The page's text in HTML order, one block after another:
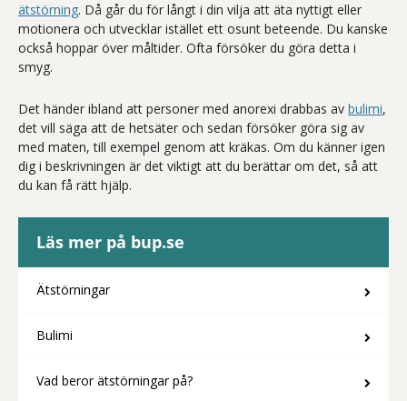
ätstörning. Då går du för långt i din vilja att äta nyttigt eller
motionera och utvecklar istället ett osunt beteende. Du kanske
också hoppar över måltider. Ofta försöker du göra detta i
smyg.
Det händer ibland att personer med anorexi drabbas av bulimi,
det vill säga att de hetsäter och sedan försöker göra sig av
med maten, till exempel genom att kräkas. Om du känner igen
dig i beskrivningen är det viktigt att du berättar om det, så att
du kan få rätt hjälp.
Läs mer på bup.se
Ätstörningar
Bulimi
Vad beror ätstörningar på?